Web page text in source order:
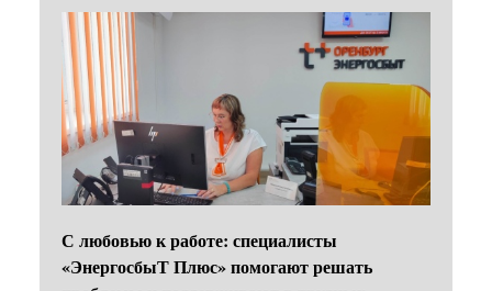
С любовью к работе: специалисты
«ЭнергосбыТ Плюс» помогают решать